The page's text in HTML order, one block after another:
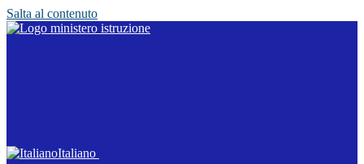
Salta al contenuto
Italiano